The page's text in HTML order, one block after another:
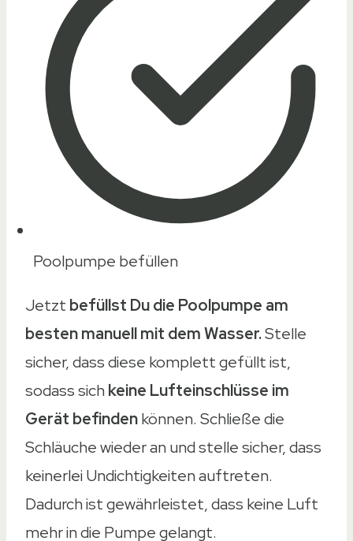
Poolpumpe befüllen
Jetzt befüllst Du die Poolpumpe am
besten manuell mit dem Wasser.Stelle
sicher, dass diese komplett gefüllt ist,
sodass sichkeine Lufteinschlüsse im
Gerät befindenkönnen. Schließe die
Schläuche wieder an und stelle sicher, dass
keinerlei Undichtigkeiten auftreten.
Dadurch ist gewährleistet, dass keine Luft
mehr in die Pumpe gelangt.